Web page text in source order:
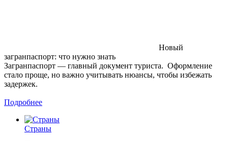
Новый
загранпаспорт: что нужно знать
Загранпаспорт — главный документ туриста. Оформление
стало проще, но важно учитывать нюансы, чтобы избежать
задержек.
Подробнее
Страны